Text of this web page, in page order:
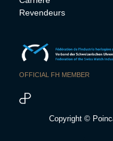
Revendeurs
OFFICIAL FH MEMBER
Copyright ©